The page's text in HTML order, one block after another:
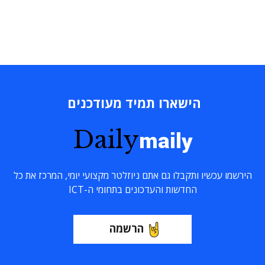
הישארו תמיד מעודכנים
Dailymaily
הירשמו עכשיו ותקבלו גם אתם ניוזלטר מקצועי יומי, המרכז את כל
החדשות והעדכונים בתחומי ה-ICT
הרשמה